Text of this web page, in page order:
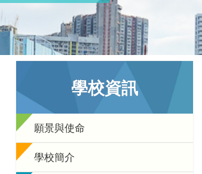
學校資訊
願景與使命
學校簡介